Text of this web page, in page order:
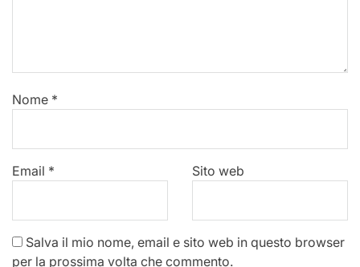
Nome *
Email * Sito web
Salva il mio nome, email e sito web in questo browser
per la prossima volta che commento.